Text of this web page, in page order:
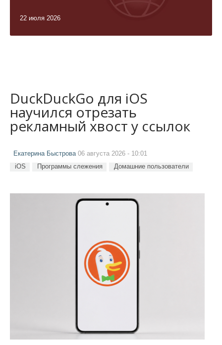
22 июля 2026
DuckDuckGo для iOS
научился отрезать
рекламный хвост у ссылок
Екатерина Быстрова06 августа 2026 - 10:01
iOS Программы слежения Домашние пользователи